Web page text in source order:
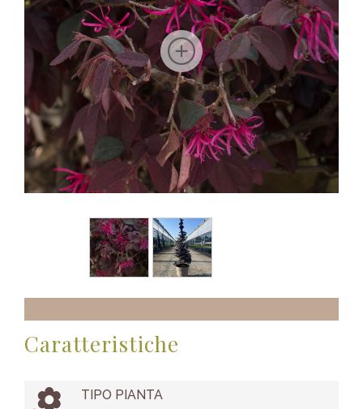
Caratteristiche
TIPO PIANTA